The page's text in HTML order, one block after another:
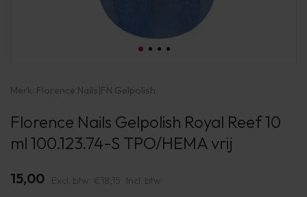
Merk: Florence Nails|FN Gelpolish
Florence Nails Gelpolish Royal Reef 10
ml 100.123.74-S TPO/HEMA vrij
15,00 Excl. btw €18,15 Incl. btw